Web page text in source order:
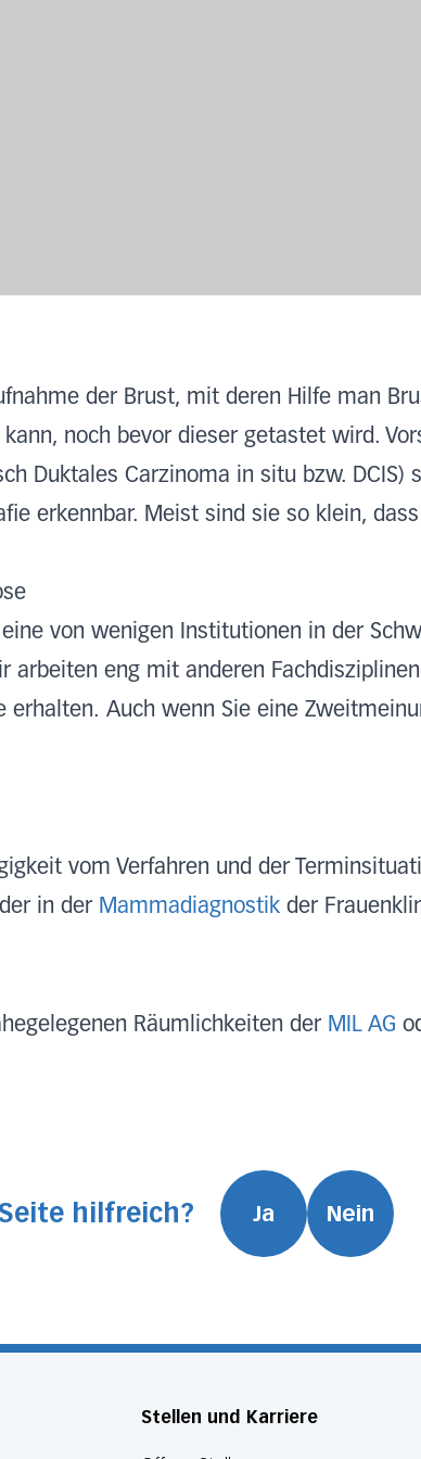
der Brust, mit deren Hilfe man
noch bevor dieser getastet wird.
Duktales Carzinoma in situ bzw. DCIS)
erkennbar. Meist sind sie so klein,
von wenigen Institutionen in der
arbeiten eng mit anderen
erhalten. Auch wenn Sie eine
vom Verfahren und der
in der Mammadiagnostik der
Räumlichkeiten der MIL AG
hilfreich? Ja Nein
Stellen und Karriere